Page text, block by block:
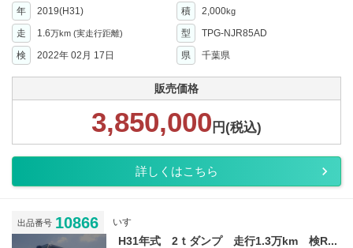
年
2019(H31) 積 2,000kg
走 1.6万km (実走行距離) 型
TPG-NJR85AD
検
2022年 02月 17日 県 千葉県
販売価格
3,850,000 円(税込)
詳しくはこちら
出品番号 10866 いすゞ
H31年式 2ｔダンプ 走行1.3万km 検R...